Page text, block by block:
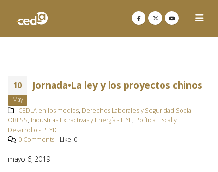
10
May
Jornada•La ley y los proyectos chinos
CEDLA en los medios, Derechos Laborales y Seguridad Social -
OBESS, Industrias Extractivas y Energía - IEYE, Política Fiscal y
Desarrollo - PFYD
0 Comments
Like: 0
mayo 6, 2019